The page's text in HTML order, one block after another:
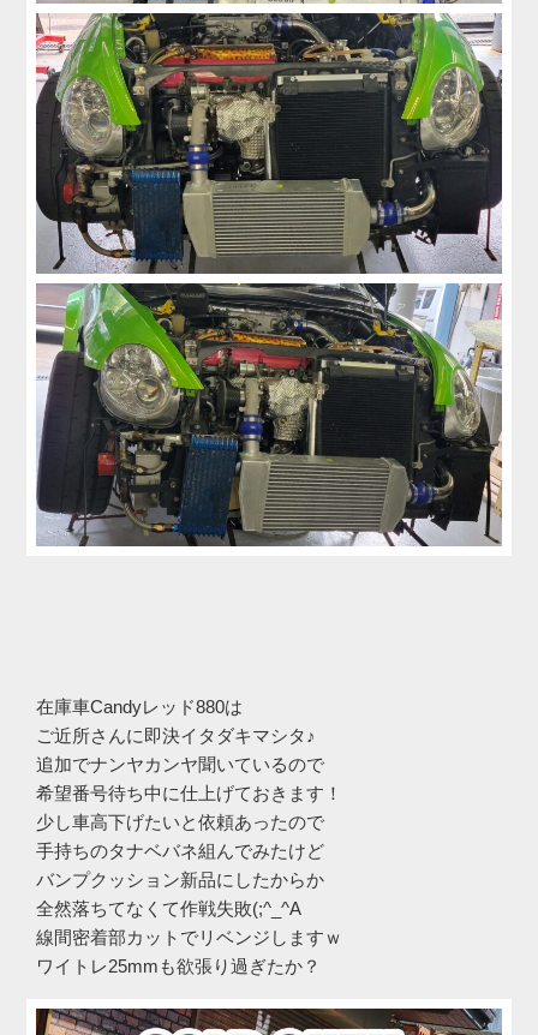
在庫車Candyレッド880は
ご近所さんに即決イタダキマシタ♪
追加でナンヤカンヤ聞いているので
希望番号待ち中に仕上げておきます！
少し車高下げたいと依頼あったので
手持ちのタナベバネ組んでみたけど
バンプクッション新品にしたからか
全然落ちてなくて作戦失敗(;^_^A
線間密着部カットでリベンジしますｗ
ワイトレ25mmも欲張り過ぎたか？